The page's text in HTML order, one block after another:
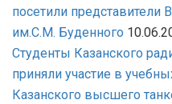
посетили представители
им.С.М. Буденного
Студенты Казанского
приняли участие в
Казанского высшего